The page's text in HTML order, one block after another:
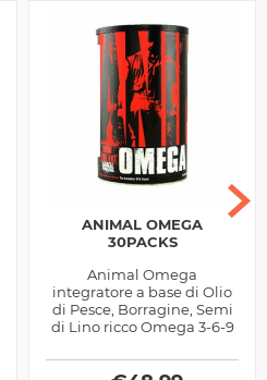
ANIMAL OMEGA
30PACKS
Animal Omega
integratore a base di Olio
di Pesce, Borragine, Semi
di Lino ricco Omega 3-6-9
by Universal Nutrition